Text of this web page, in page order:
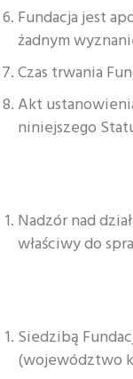
Fundacja jest
żadnym
Czas trwania
Akt
niniejszego
Nadzór nad
właściwy do
Siedzibą
(województwo